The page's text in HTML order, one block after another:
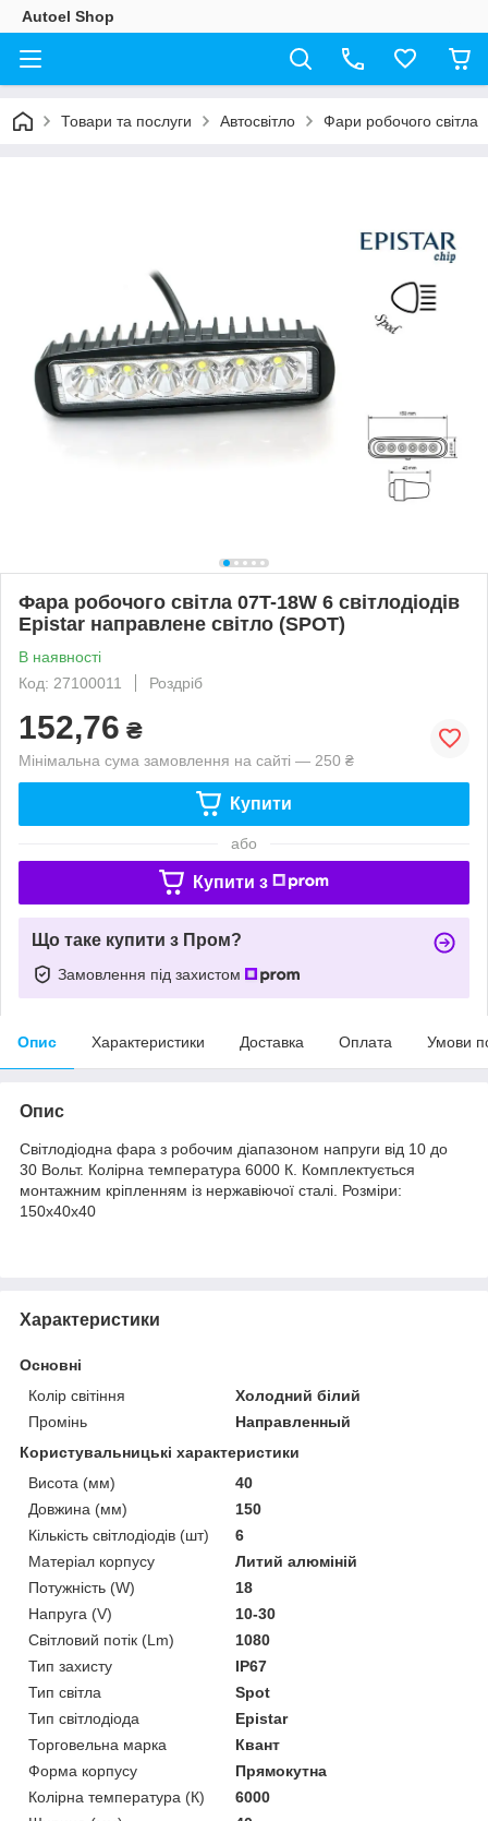
Autoel Shop
Товари та послуги Автосвітло Фари робочого світла
Фара робочого світла 07T-18W 6 світлодіодів
Epistar направлене світло (SPOT)
В наявності
Код: 27100011
Роздріб
152,76 ₴
Мінімальна сума замовлення на сайті — 250 ₴
Купити
або
Купити з
Що таке купити з Пром?
Замовлення під захистом
Опис Характеристики Доставка Оплата Умови
Опис
Світлодіодна фара з робочим діапазоном напруги від 10 до
30 Вольт. Колірна температура 6000 К. Комплектується
монтажним кріпленням із нержавіючої сталі. Розміри:
150х40х40
Характеристики
Основні
Колір світіння
Холодний білий
Промінь
Направленный
Користувальницькі характеристики
Висота (мм)
40
Довжина (мм)
150
Кількість світлодіодів (шт)
6
Матеріал корпусу
Литий алюміній
Потужність (W)
18
Напруга (V)
10-30
Світловий потік (Lm)
1080
Тип захисту
IP67
Тип світла
Spot
Тип світлодіода
Epistar
Торговельна марка
Квант
Форма корпусу
Прямокутна
Колірна температура (К)
6000